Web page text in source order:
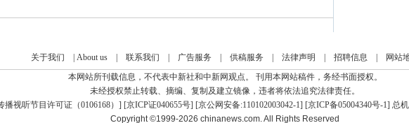
关于我们 | About us| 联系我们 | 广告服务 | 供稿服务 | 法律声明 | 招聘信息 |
网站
本网站所刊载信息，不代表中新社和中新网观点。 刊用本网站稿件，务经书面授权。
未经授权禁止转载、摘编、复制及建立镜像，违者将依法追究法律责任。
播视听节目许可证（0106168） ] [京ICP证040655号] [京公网安备:110102003042-1] [京ICP备05004340号-1] 总
Copyright ©1999-2026 chinanews.com. All Rights Reserved